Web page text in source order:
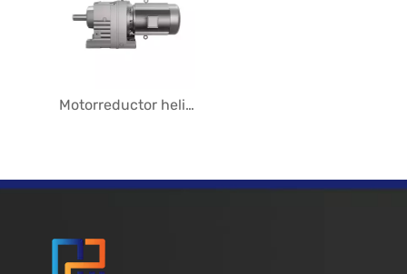
Motorreductor helicoidal